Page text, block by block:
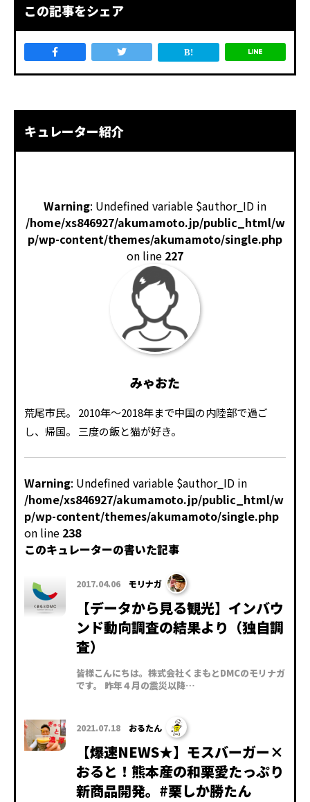
この記事をシェア
キュレーター紹介
Warning: Undefined variable $author_ID in
/home/xs846927/akumamoto.jp/public_html/w
p/wp-content/themes/akumamoto/single.php
on line 227
みゃおた
荒尾市民。 2010年～2018年まで中国の内陸部で過ご
し、帰国。 三度の飯と猫が好き。
Warning: Undefined variable $author_ID in
/home/xs846927/akumamoto.jp/public_html/w
p/wp-content/themes/akumamoto/single.php
on line 238
このキュレーターの書いた記事
2017.04.06 モリナガ
【データから見る観光】インバウ
ンド動向調査の結果より（独自調
査）
皆様こんにちは。株式会社くまもとDMCのモリナガ
です。 昨年４月の震災以降…
2021.07.18 おるたん
【爆速NEWS★】モスバーガー×
おると！熊本産の和栗愛たっぷり
新商品開発。#栗しか勝たん